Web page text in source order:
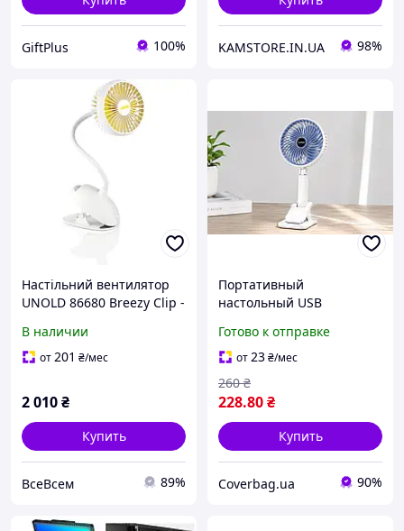
GiftPlus 100% KAMSTORE.IN.UA 98%
Настільний вентилятор
UNOLD 86680 Breezy Clip -
регулюванням швидкості,
для кріплення до столу,
В наличии
от201 ₴/мес
2 010₴
Купить
ВсеВсем 89%
Портативный
настольный USB
прищепкой, настенным
креплением и
регулировкой высоты, 3
скорости
Готово к отправке
от23₴/мес
228.80₴
260 ₴
Купить
Coverbag.ua 90%